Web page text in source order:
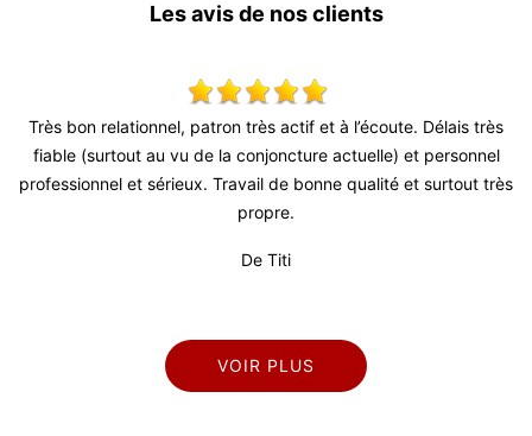
Les avis de nos clients
bon relationnel, patron très actif et à l’écoute. Délais très
(surtout au vu de la conjoncture actuelle) et personnel
et sérieux. Travail de bonne qualité et surtout très
propre.
De Titi
Super
VOIR PLUS